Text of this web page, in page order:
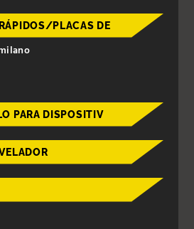
PLACAS DE
PARA DISPOSITIV